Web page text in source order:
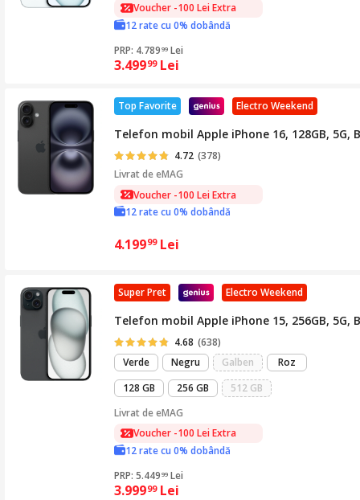
Voucher -100 Lei Extra
12 rate cu 0% dobândă
PRP: 4.789 99 Lei
3.49999 Lei
Electro Weekend
Top Favorite
Telefon mobil Apple iPhone 16, 128GB, 5G,
4.72 (378)
Livrat deeMAG
Voucher -100 Lei Extra
12 rate cu 0% dobândă
4.19999 Lei
Electro Weekend
Super Pret
Telefon mobil Apple iPhone 15, 256GB, 5G,
4.68 (638)
Verde
Negru Galben
Roz
128 GB
256 GB
512 GB
Livrat deeMAG
Voucher -100 Lei Extra
12 rate cu 0% dobândă
PRP: 5.449 99 Lei
3.99999 Lei